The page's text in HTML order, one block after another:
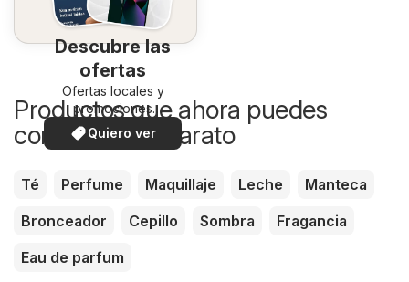
Descubre las
ofertas
Ofertas locales y
promociones
especiales.
Quiero ver
Productos que ahora puedes
comprar más barato
Té Perfume Maquillaje Leche
Manteca
Bronceador
Cepillo Sombra
Fragancia
Eau de parfum